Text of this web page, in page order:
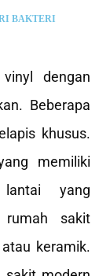
BAKTERI
dengan
Beberapa
khusus.
memiliki
yang
rumah sakit
keramik.